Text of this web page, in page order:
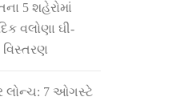
5 શહેરોમાં
વલોણા ઘી-
લોન્ચ: 7 ઓગસ્ટે